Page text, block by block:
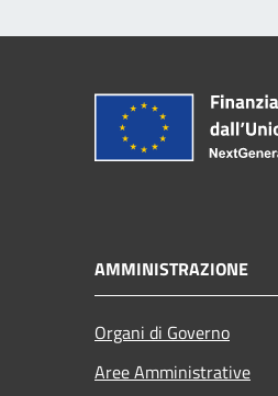
AMMINISTRAZIONE
Organi di Governo
Aree Amministrative